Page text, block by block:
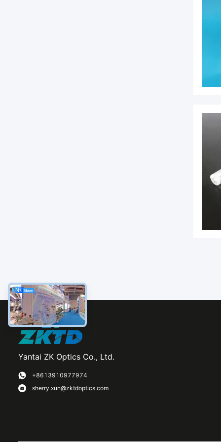
Yantai ZK Optics Co., Ltd.
+8613910977974
sherry.xun@zktdoptics.com